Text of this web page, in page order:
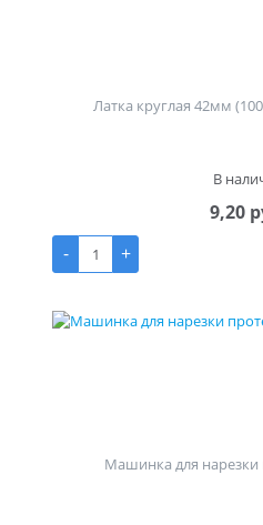
Латка круглая 42мм
В
9,20
-
+
Машинка для нарезки